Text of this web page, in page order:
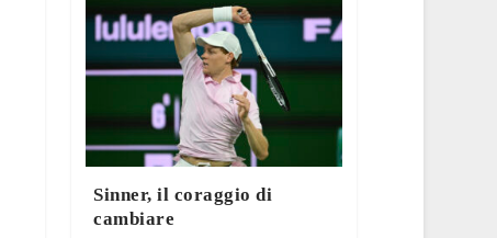
Sinner, il coraggio di
cambiare